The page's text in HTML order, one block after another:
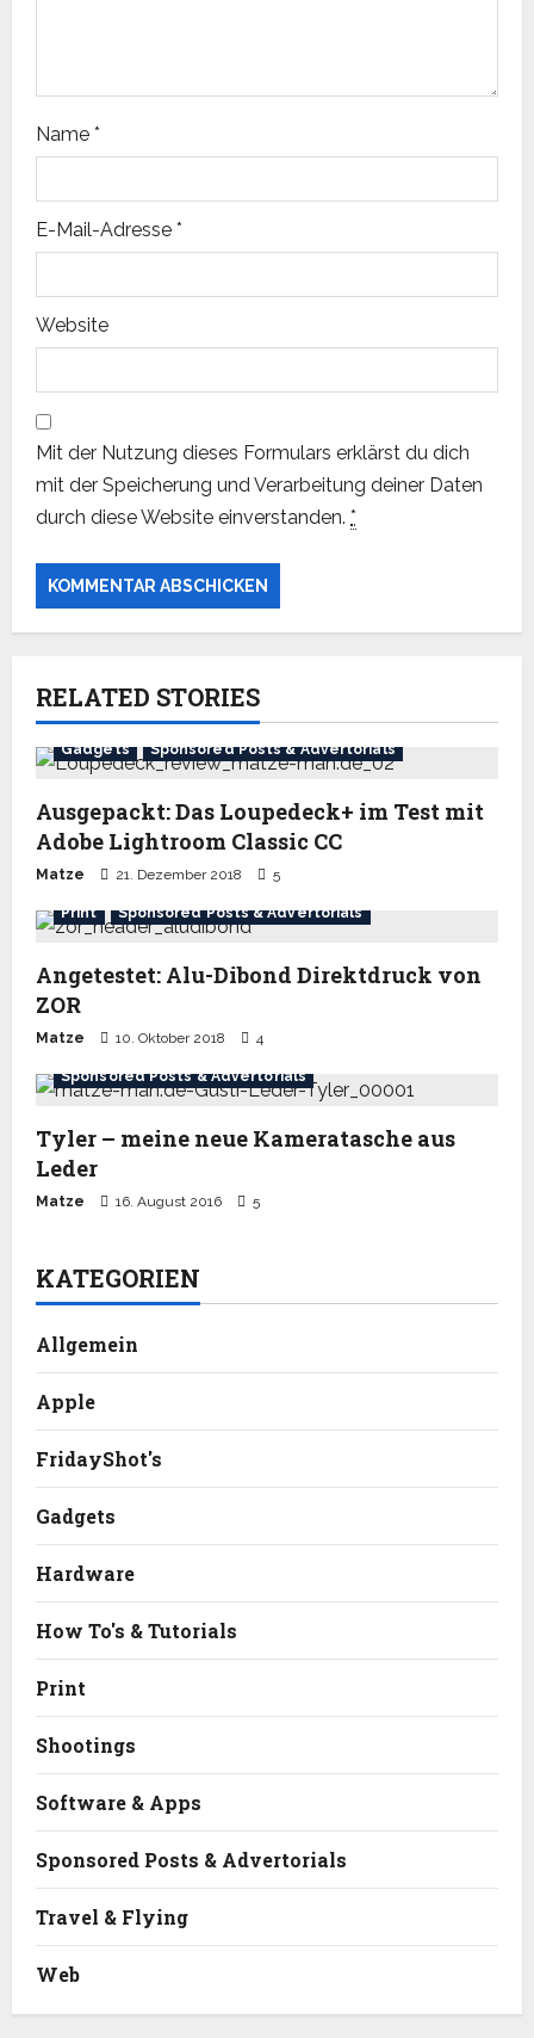
Name *
E-Mail-Adresse *
Website
Mit der Nutzung dieses Formulars erklärst du dich
mit der Speicherung und Verarbeitung deiner Daten
durch diese Website einverstanden. *
RELATED STORIES
Gadgets Sponsored Posts & Advertorials
Ausgepackt: Das Loupedeck+ im Test mit
Adobe Lightroom Classic CC
Matze 21. Dezember 2018 5
Print Sponsored Posts & Advertorials
Angetestet: Alu-Dibond Direktdruck von
ZOR
Matze 10. Oktober 2018 4
Sponsored Posts & Advertorials
Tyler – meine neue Kameratasche aus
Leder
Matze 16. August 2016 5
KATEGORIEN
Allgemein
Apple
FridayShot's
Gadgets
Hardware
How To's & Tutorials
Print
Shootings
Software & Apps
Sponsored Posts & Advertorials
Travel & Flying
Web